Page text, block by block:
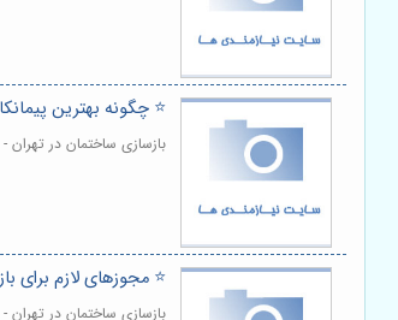
⭐️ چگونه بهترین
بازسازی ساختمان در
⭐️ مجوزهای لازم برای
بازسازی ساختمان در